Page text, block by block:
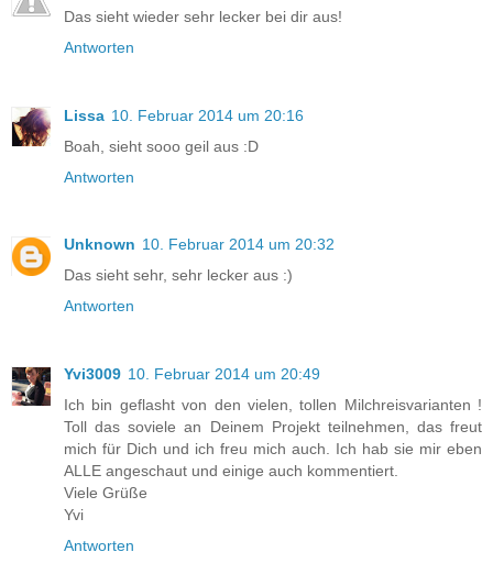
Das sieht wieder sehr lecker bei dir aus!
Antworten
Lissa 10. Februar 2014 um 20:16
Boah, sieht sooo geil aus :D
Antworten
Unknown 10. Februar 2014 um 20:32
Das sieht sehr, sehr lecker aus :)
Antworten
Yvi3009 10. Februar 2014 um 20:49
Ich bin geflasht von den vielen, tollen Milchreisvarianten !
Toll das soviele an Deinem Projekt teilnehmen, das freut
mich für Dich und ich freu mich auch. Ich hab sie mir eben
ALLE angeschaut und einige auch kommentiert.
Viele Grüße
Yvi
Antworten